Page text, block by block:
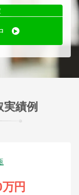
績例
円